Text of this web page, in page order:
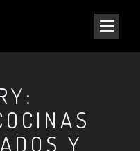
Y